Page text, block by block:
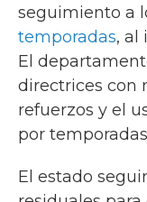
seguimiento a
temporadas, al
El
directrices con
refuerzos y el
por
El estado